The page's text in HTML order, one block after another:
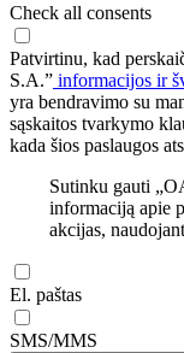
Check all consents
Patvirtinu, kad
S.A.” informacijos ir
yra bendravimo su
sąskaitos tvarkymo
kada šios paslaugos
Sutinku gauti
informaciją apie
akcijas,
El. paštas
SMS/MMS